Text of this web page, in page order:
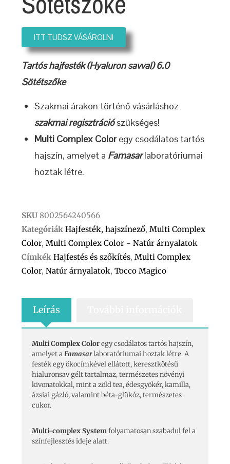
ITT TUDSZ VÁSÁROLNI
Tartós hajfesték (Hyaluron savval) 6.0
Sötétszőke
Szakmai árakon történő vásárláshoz
szakmai regisztrációszükséges!
Multi Complex Color egy csodálatos tartós
hajszín, amelyet a Famasarlaboratóriumai
hoztak létre.
SKU8002564240566
Kategóriák Hajfesték, hajszínező,Multi Complex
Color,Multi Complex Color - Natúr árnyalatok
Címkék Hajfestés és szőkítés,Multi Complex
Color,Natúr árnyalatok,Tocco Magico
Leírás
Multi Complex Coloregy csodálatos tartós hajszín,
amelyet aFamasarlaboratóriumai hoztak létre. A
festék egy ökocímkével ellátott, keresztkötésű
hialuronsav gélt tartalmaz, természetes növényi
kivonatokkal, mint a zöld tea, édesgyökér, kamilla,
ázsiai gázló, valamint béta-glükóz, természetes
cukor.
Multi-complex Systemfolyamatosan szabadul fel a
színfejlesztés ideje alatt.